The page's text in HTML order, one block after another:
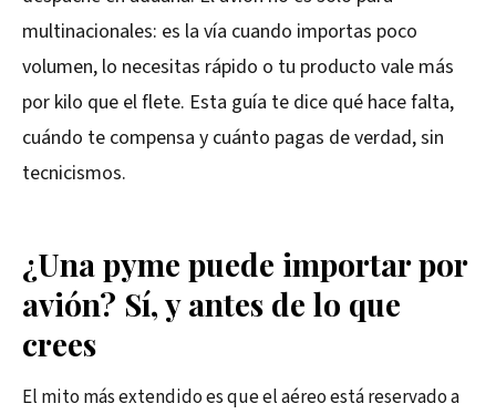
multinacionales: es la vía cuando importas poco
volumen, lo necesitas rápido o tu producto vale más
por kilo que el flete. Esta guía te dice qué hace falta,
cuándo te compensa y cuánto pagas de verdad, sin
tecnicismos.
¿Una pyme puede importar por
avión? Sí, y antes de lo que
crees
El mito más extendido es que el aéreo está reservado a